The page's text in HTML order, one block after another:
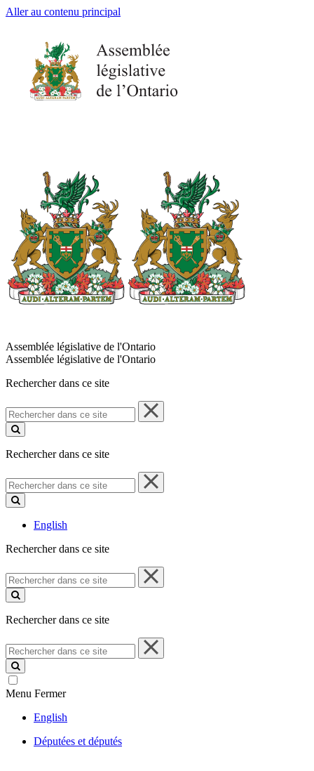
Aller au contenu principal
Assemblée législative de l'Ontario
Assemblée législative de l'Ontario
Rechercher dans ce site
Rechercher
dans
ce
Rechercher dans ce site
Rechercher
dans
ce
English
Rechercher dans ce site
Rechercher
dans
ce
Rechercher dans ce site
Rechercher
dans
ce
site
Menu Fermer
English
Députées et députés